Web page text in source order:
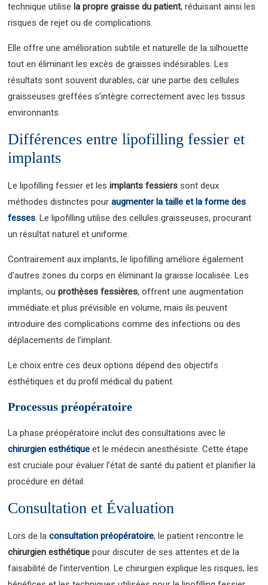
technique utilise la propre graisse du patient, réduisant ainsi les
risques de rejet ou de complications.
Elle offre une amélioration subtile et naturelle de la silhouette
tout en éliminant les excès de graisses indésirables. Les
résultats sont souvent durables, car une partie des cellules
graisseuses greffées s’intègre correctement avec les tissus
environnants.
Différences entre lipofilling fessier et
implants
Le lipofilling fessier et lesimplants fessiers sont deux
méthodes distinctes pouraugmenter la taille et la forme des
fesses. Le lipofilling utilise des cellules graisseuses, procurant
un résultat naturel et uniforme.
Contrairement aux implants, le lipofilling améliore également
d’autres zones du corps en éliminant la graisse localisée. Les
implants, ouprothèses fessières, offrent une augmentation
immédiate et plus prévisible en volume, mais ils peuvent
introduire des complications comme des infections ou des
déplacements de l’implant.
Le choix entre ces deux options dépend des objectifs
esthétiques et du profil médical du patient.
Processus préopératoire
La phase préopératoire inclut des consultations avec le
chirurgien esthétique et le médecin anesthésiste. Cette étape
est cruciale pour évaluer l’état de santé du patient et planifier la
procédure en détail.
Consultation et Évaluation
Lors de laconsultation préopératoire, le patient rencontre le
chirurgien esthétique pour discuter de ses attentes et de la
faisabilité de l’intervention. Le chirurgien explique les risques, les